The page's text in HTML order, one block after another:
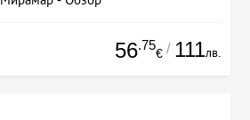
56.75
€ / 111лв.